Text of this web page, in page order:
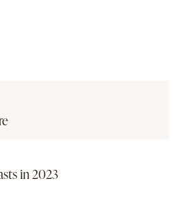
in 2023